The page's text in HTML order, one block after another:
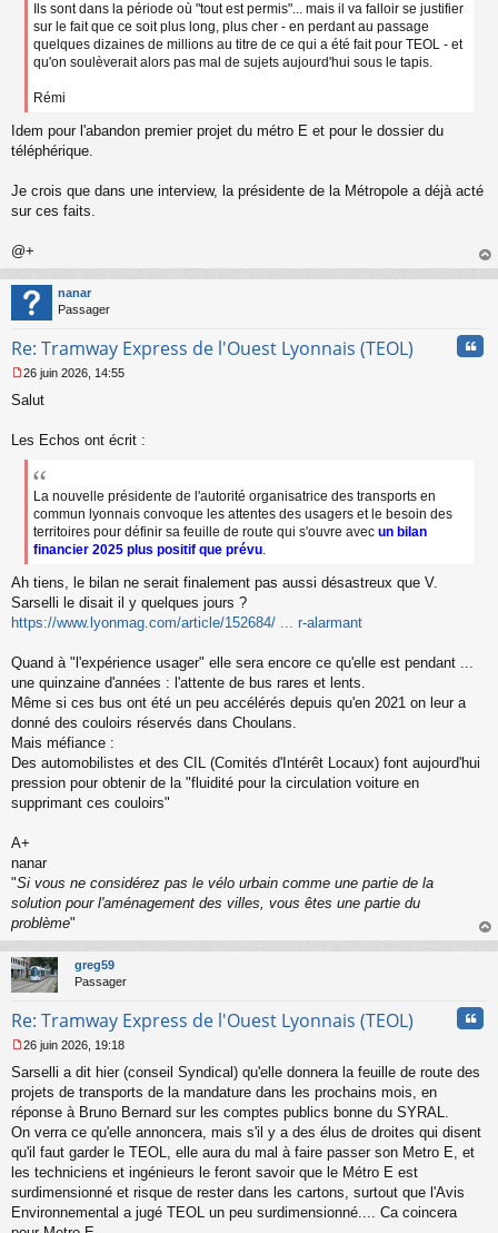
Ils sont dans la période où "tout est permis"... mais il va falloir se justifier
sur le fait que ce soit plus long, plus cher - en perdant au passage
quelques dizaines de millions au titre de ce qui a été fait pour TEOL - et
qu'on soulèverait alors pas mal de sujets aujourd'hui sous le tapis.
Rémi
Idem pour l'abandon premier projet du métro E et pour le dossier du
téléphérique.
Je crois que dans une interview, la présidente de la Métropole a déjà acté
sur ces faits.
@+
au
nanar
Passager
Re: Tramway Express de l'Ouest Lyonnais (TEOL)
e
s
u
26 juin 2026, 14:55
Salut
Les Echos ont écrit :
La nouvelle présidente de l'autorité organisatrice des transports en
commun lyonnais convoque les attentes des usagers et le besoin des
territoires pour définir sa feuille de route qui s'ouvre avec un bilan
financier 2025 plus positif que prévu.
Ah tiens, le bilan ne serait finalement pas aussi désastreux que V.
Sarselli le disait il y quelques jours ?
https://www.lyonmag.com/article/152684/ ... r-alarmant
Quand à "l'expérience usager" elle sera encore ce qu'elle est pendant ...
une quinzaine d'années : l'attente de bus rares et lents.
Même si ces bus ont été un peu accélérés depuis qu'en 2021 on leur a
donné des couloirs réservés dans Choulans.
Mais méfiance :
Des automobilistes et des CIL (Comités d'Intérêt Locaux) font aujourd'hui
pression pour obtenir de la "fluidité pour la circulation voiture en
supprimant ces couloirs"
A+
nanar
"Si vous ne considérez pas le vélo urbain comme une partie de la
solution pour l'aménagement des villes, vous êtes une partie du
problème"
au
greg59
Passager
Re: Tramway Express de l'Ouest Lyonnais (TEOL)
e
s
s
a
g
e
n
o
n
26 juin 2026, 19:18
Sarselli a dit hier (conseil Syndical) qu'elle donnera la feuille de route des
projets de transports de la mandature dans les prochains mois, en
réponse à Bruno Bernard sur les comptes publics bonne du SYRAL.
On verra ce qu'elle annoncera, mais s'il y a des élus de droites qui disent
qu'il faut garder le TEOL, elle aura du mal à faire passer son Metro E, et
les techniciens et ingénieurs le feront savoir que le Métro E est
surdimensionné et risque de rester dans les cartons, surtout que l'Avis
Environnemental a jugé TEOL un peu surdimensionné.... Ca coincera